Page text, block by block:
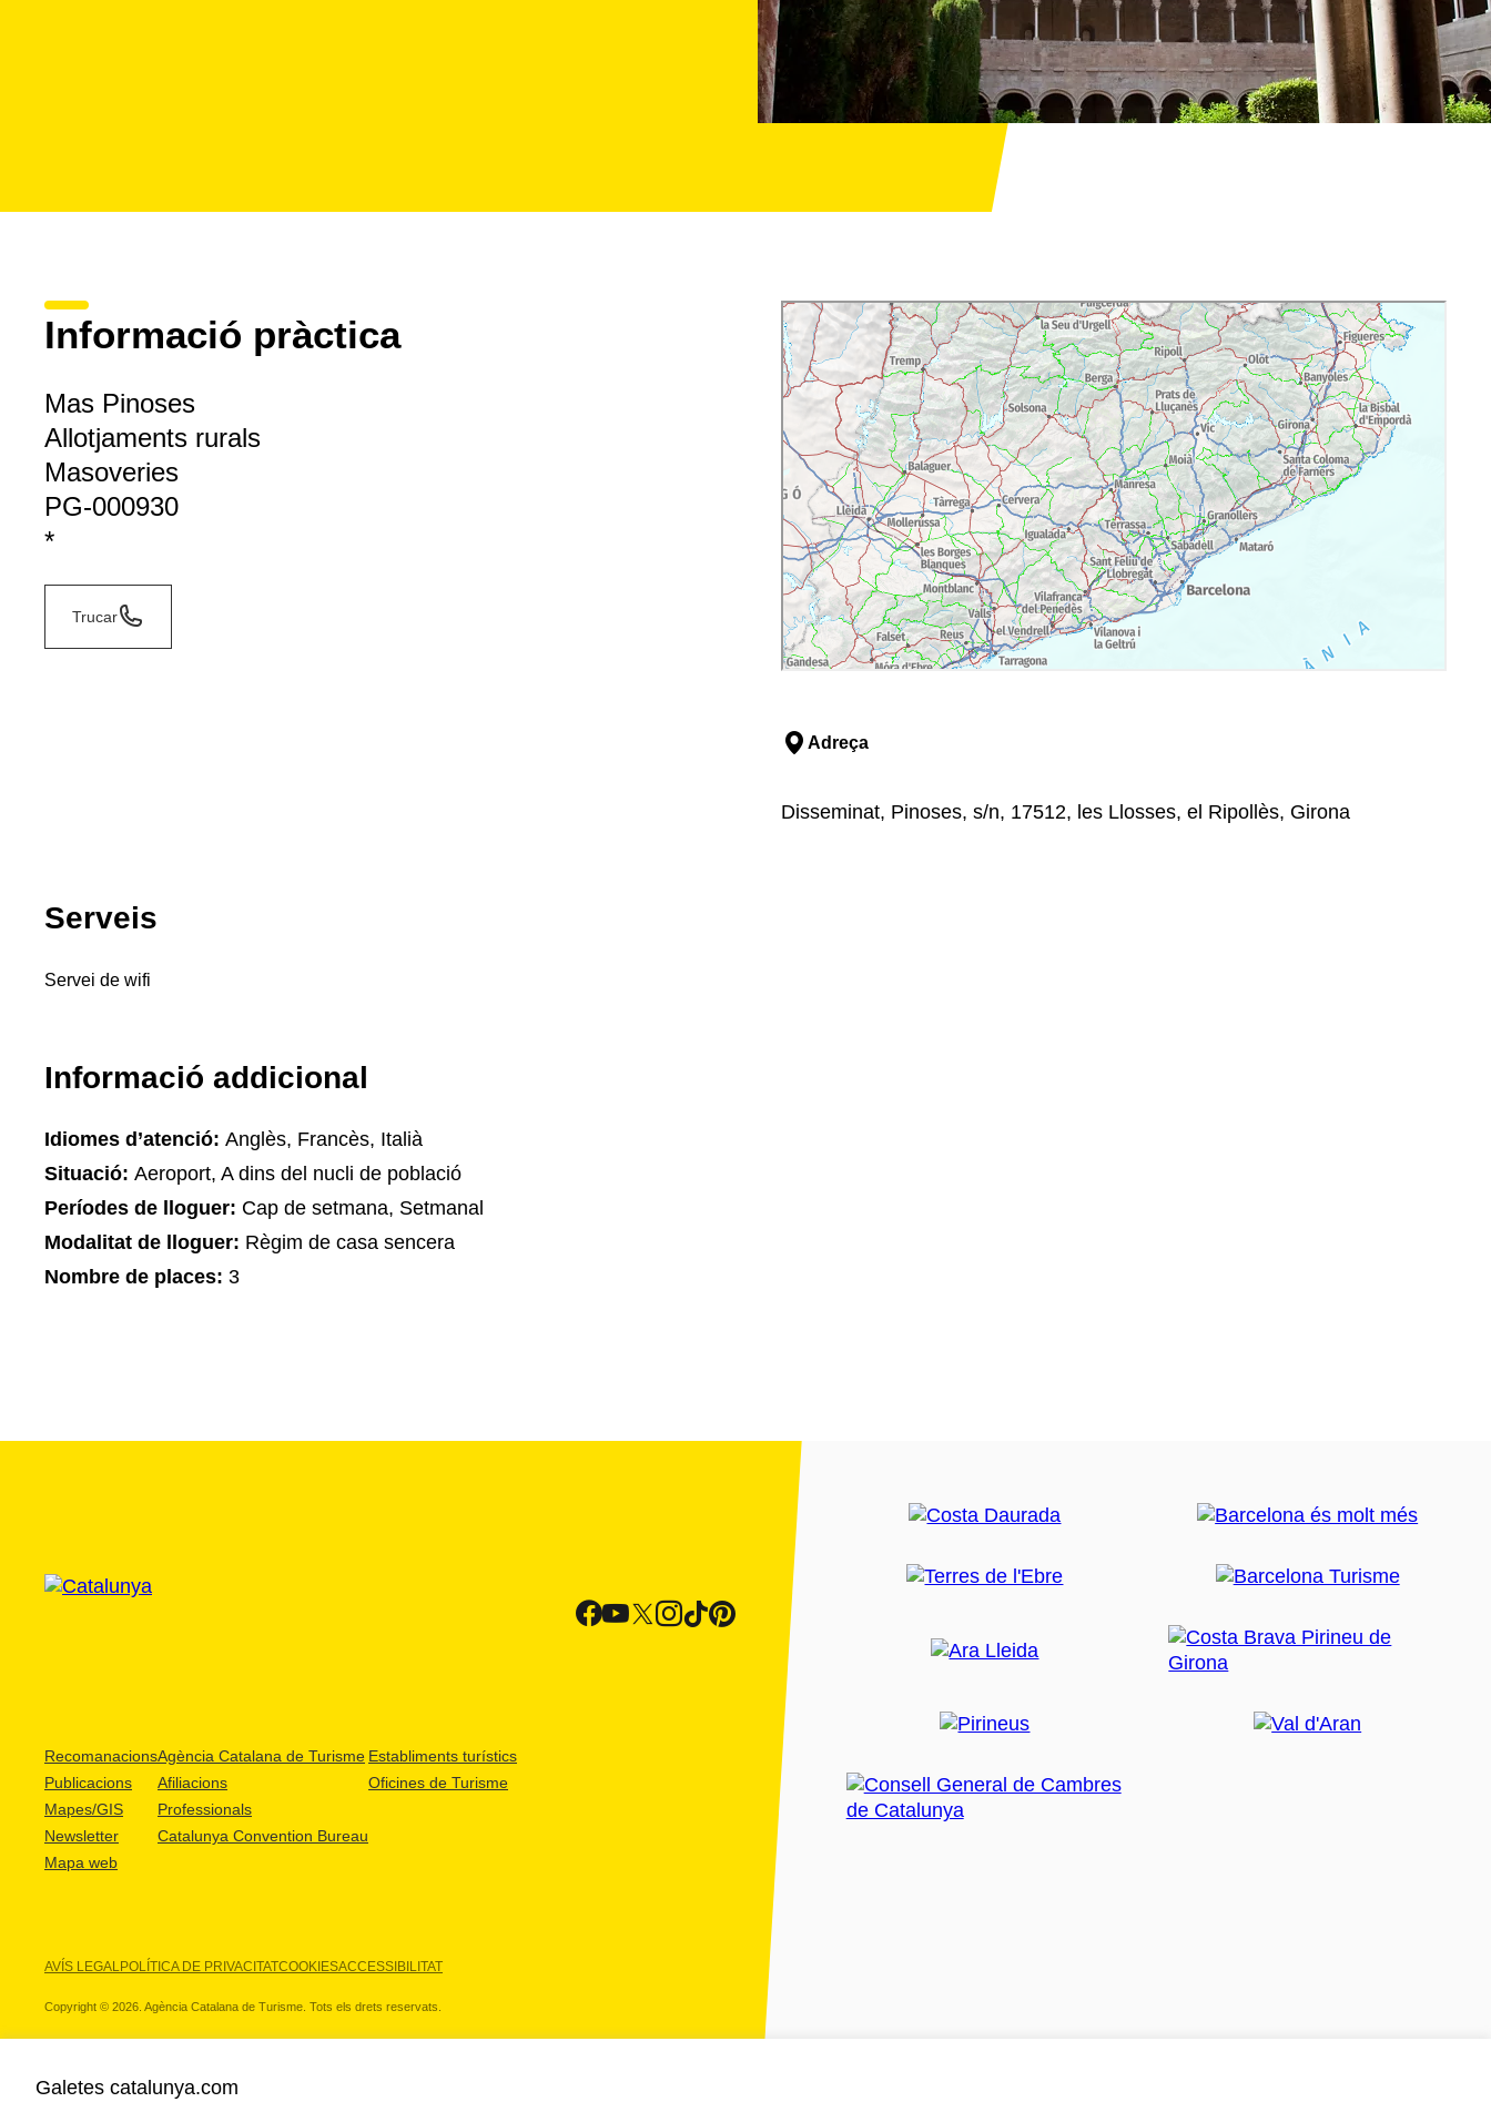
Informació pràctica
Mas Pinoses
Allotjaments rurals
Masoveries
PG-000930
*
Trucar
Adreça
Disseminat, Pinoses, s/n, 17512, les Llosses, el Ripollès, Girona
Serveis
Servei de wifi
Informació addicional
Idiomes d’atenció: Anglès, Francès, Italià
Situació: Aeroport, A dins del nucli de població
Períodes de lloguer: Cap de setmana, Setmanal
Modalitat de lloguer: Règim de casa sencera
Nombre de places: 3
Recomanacions
Publicacions
Mapes/GIS
Newsletter
Mapa web
Agència Catalana de Turisme
Afiliacions
Professionals
Catalunya Convention Bureau
Establiments turístics
Oficines de Turisme
AVÍS LEGALPOLÍTICA DE PRIVACITATCOOKIESACCESSIBILITAT
Copyright © 2026. Agència Catalana de Turisme. Tots els drets reservats.
Galetes catalunya.com